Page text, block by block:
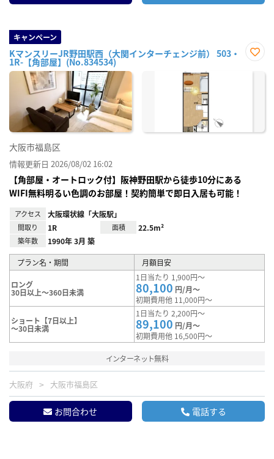
キャンペーン
KマンスリーJR野田駅西（大関インターチェンジ前） 503・
1R-【角部屋】(No.834534)
に入
大阪市福島区
情報更新日 2026/08/02 16:02
【角部屋・オートロック付】阪神野田駅から徒歩10分にある
WIFI無料明るい色調のお部屋！契約簡単で即日入居も可能！
アクセス 大阪環状線「大阪駅」
間取り 1R 面積 22.5m²
築年数 1990年 3月 築
プラン名・期間 月額目安
ロング
30日以上～360日未満
1日当たり 1,900円～
80,100 円/月～
初期費用他 11,000円～
ショート【7日以上】
～30日未満
1日当たり 2,200円～
89,100 円/月～
初期費用他 16,500円～
インターネット無料
大阪府 大阪市福島区
お問合わせ 電話する